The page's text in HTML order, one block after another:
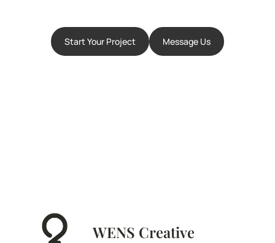
Start Your Project Message Us
WENS Creative